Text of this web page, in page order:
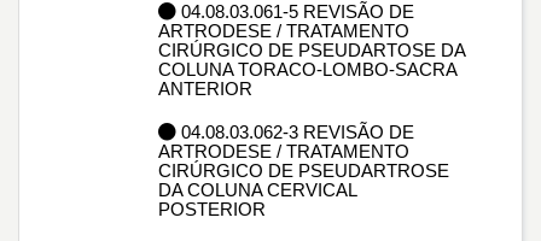
04.08.03.061-5 REVISÃO DE
ARTRODESE / TRATAMENTO
CIRÚRGICO DE PSEUDARTOSE DA
COLUNA TORACO-LOMBO-SACRA
ANTERIOR
04.08.03.062-3 REVISÃO DE
ARTRODESE / TRATAMENTO
CIRÚRGICO DE PSEUDARTROSE
DA COLUNA CERVICAL
POSTERIOR